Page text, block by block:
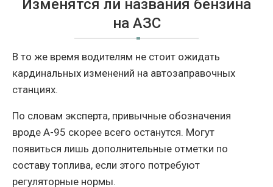
Изменятся ли названия бензина
на АЗС
В то же время водителям не стоит ожидать
кардинальных изменений на автозаправочных
станциях.
По словам эксперта, привычные обозначения
вроде А-95 скорее всего останутся. Могут
появиться лишь дополнительные отметки по
составу топлива, если этого потребуют
регуляторные нормы.